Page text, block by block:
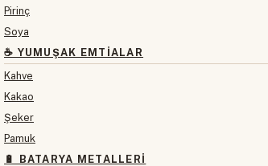
Pirinç
Soya
☕ YUMUŞAK EMTIALAR
Kahve
Kakao
Şeker
Pamuk
🔋 BATARYA METALLERI